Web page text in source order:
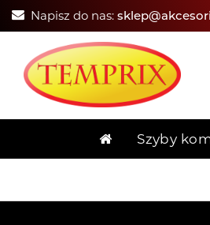
Napisz do nas:
Szyby